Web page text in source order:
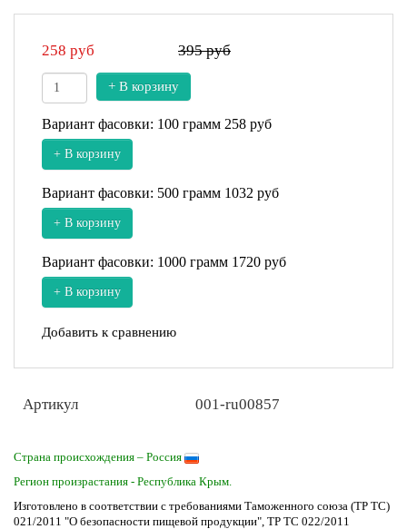
258 руб 395 руб
+ В корзину
Вариант фасовки: 100 грамм 258 руб
+ В корзину
Вариант фасовки: 500 грамм 1032 руб
+ В корзину
Вариант фасовки: 1000 грамм 1720 руб
+ В корзину
Добавить к сравнению
Артикул 001-ru00857
Страна происхождения – Россия
Регион произрастания - Республика Крым.
Изготовлено в соответствии с требованиями Таможенного союза (ТР ТС)
021/2011 "О безопасности пищевой продукции", ТР ТС 022/2011